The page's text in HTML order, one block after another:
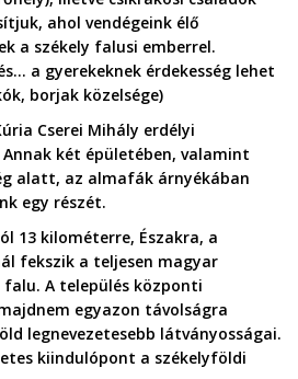
ahol vendégeink élő
a székely falusi emberrel.
a gyerekeknek érdekesség lehet
borjak közelsége)
Cserei Mihály erdélyi
két épületében, valamint
alatt, az almafák árnyékában
egy részét.
13 kilométerre, Északra, a
fekszik a teljesen magyar
A település központi
egyazon távolságra
legnevezetesebb látványosságai.
kiindulópont a székelyföldi